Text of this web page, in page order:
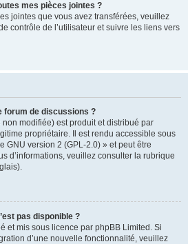
mes pièces jointes ?
jointes que vous avez transférées, veuillez
contrôle de l’utilisateur et suivre les liens vers
forum de discussions ?
modifiée) est produit et distribué par
propriétaire. Il est rendu accessible sous
GNU version 2 (GPL-2.0) » et peut être
d’informations, veuillez consulter la rubrique
pas disponible ?
et mis sous licence par phpBB Limited. Si
d’une nouvelle fonctionnalité, veuillez